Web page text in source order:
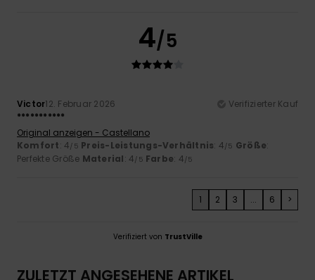
4/5
Victor12. Februar 2026
Verifizierter Kauf
***********
Original anzeigen - Castellano
Komfort: 4/5 Preis-Leistungs-Verhältnis: 4/5 Größe:
Perfekte Größe Material: 4/5 Farbe: 4/5
1 2 3 ... 6 >
Verifiziert von TrustVille
ZULETZT ANGESEHENE ARTIKEL